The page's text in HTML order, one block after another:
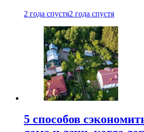
2 года спустя2 года спустя
5 способов